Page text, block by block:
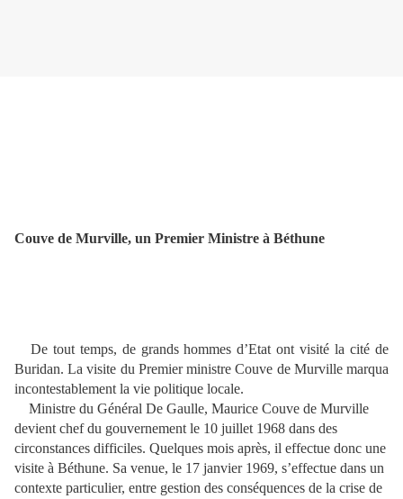
Couve de Murville, un Premier Ministre à Béthune
De tout temps, de grands hommes d’Etat ont visité la cité de
Buridan. La visite du Premier ministre Couve de Murville marqua
incontestablement la vie politique locale.
Ministre du Général De Gaulle, Maurice Couve de Murville
devient chef du gouvernement le 10 juillet 1968 dans des
circonstances difficiles. Quelques mois après, il effectue donc une
visite à Béthune. Sa venue, le 17 janvier 1969, s’effectue dans un
contexte particulier, entre gestion des conséquences de la crise de